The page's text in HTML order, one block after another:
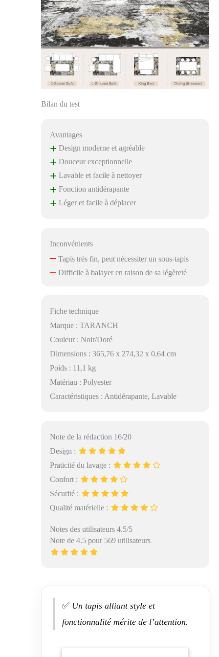
Bilan du test
Avantages
+ Design moderne et agréable
+ Douceur exceptionnelle
+ Lavable et facile à nettoyer
+ Fonction antidérapante
+ Léger et facile à déplacer
Inconvénients
–Tapis très fin, peut nécessiter un sous-tapis
–Difficile à balayer en raison de sa légèreté
Fiche technique
Marque : TARANCH
Couleur : Noir/Doré
Dimensions : 365,76 x 274,32 x 0,64 cm
Poids : 11,1 kg
Matériau : Polyester
Caractéristiques : Antidérapante, Lavable
Note de la rédaction 16/20
Design :
Praticité du lavage :
Confort :
Sécurité :
Qualité matérielle :
Notes des utilisateurs 4.5/5
Note de 4.5 pour 569 utilisateurs
✅ Un tapis alliant style et
fonctionnalité mérite de l’attention.